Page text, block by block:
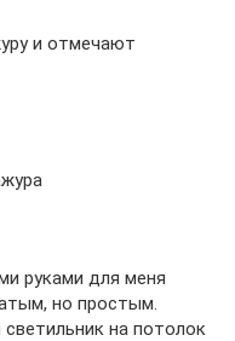
и отмечают
руками для меня
но простым.
на потолок